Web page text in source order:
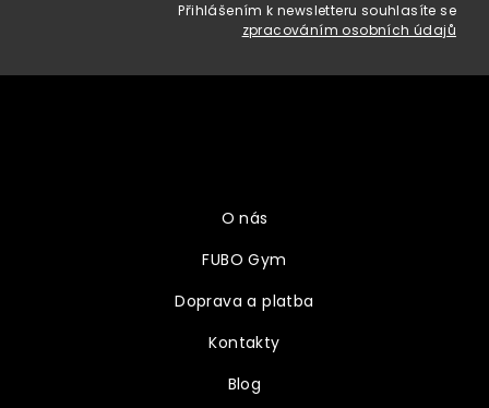
Přihlášením k newsletteru souhlasíte se
zpracováním osobních údajů
O nás
FUBO Gym
Doprava a platba
Kontakty
Blog